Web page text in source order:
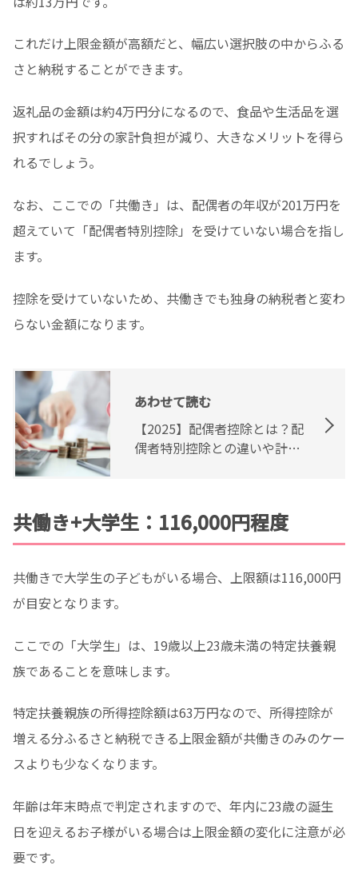
これだけ上限金額が高額だと、幅広い選択肢の中からふる
さと納税することができます。
返礼品の金額は約4万円分になるので、食品や生活品を選
択すればその分の家計負担が減り、大きなメリットを得ら
れるでしょう。
なお、ここでの「共働き」は、配偶者の年収が201万円を
超えていて「配偶者特別控除」を受けていない場合を指し
ます。
控除を受けていないため、共働きでも独身の納税者と変わ
らない金額になります。
あわせて読む
【2025】配偶者控除とは？配
偶者特別控除との違いや計算
共働き+大学生：116,000円程度
共働きで大学生の子どもがいる場合、上限額は116,000円
が目安となります。
ここでの「大学生」は、19歳以上23歳未満の特定扶養親
族であることを意味します。
特定扶養親族の所得控除額は63万円なので、所得控除が
増える分ふるさと納税できる上限金額が共働きのみのケー
スよりも少なくなります。
年齢は年末時点で判定されますので、年内に23歳の誕生
日を迎えるお子様がいる場合は上限金額の変化に注意が必
要です。